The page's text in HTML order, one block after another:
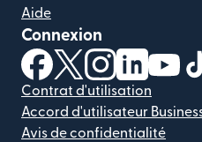
Aide
Connexion
(s'ouvre dans une
(s'ouvre dans une
(s'ouvre(s'ouvre
Contrat d'utilisation
Accord d'utilisateur
Avis de confidentialité